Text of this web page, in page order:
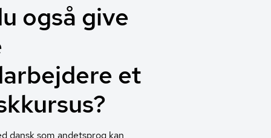
også give
et
dansk som andetsprog kan